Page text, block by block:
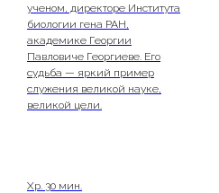
ученом, директоре Института
биологии гена РАН,
академике Георгии
Павловиче Георгиеве. Его
судьба — яркий пример
служения великой науке,
великой цели.
Хр. 30 мин.